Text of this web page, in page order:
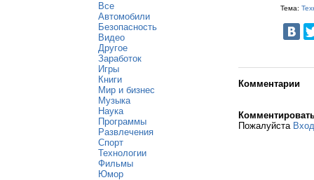
Все
Автомобили
Безопасность
Видео
Другое
Заработок
Игры
Книги
Мир и бизнес
Музыка
Наука
Программы
Развлечения
Спорт
Технологии
Фильмы
Юмор
Тема:
Комментарии
Пожалуйста Вход